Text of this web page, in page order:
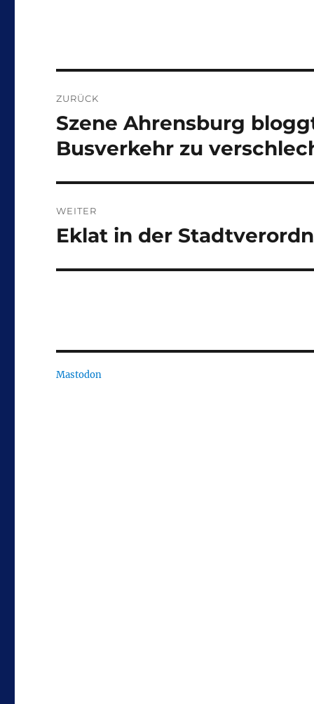
ZURÜCK
Vorheriger
Beitrag:
Szene Ahrensburg
Busverkehr zu
WEITER
Nächster
Eklat in der
Mastodon